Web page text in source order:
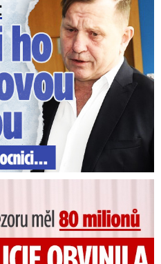
obvinila exšéfa železnic!